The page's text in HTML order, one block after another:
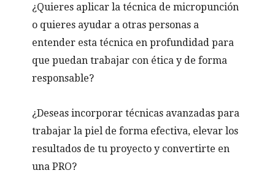
¿Quieres aplicar la técnica de micropunción
o quieres ayudar a otras personas a
entender esta técnica en profundidad para
que puedan trabajar con ética y de forma
responsable?
¿Deseas incorporar técnicas avanzadas para
trabajar la piel de forma efectiva, elevar los
resultados de tu proyecto y convertirte en
una PRO?